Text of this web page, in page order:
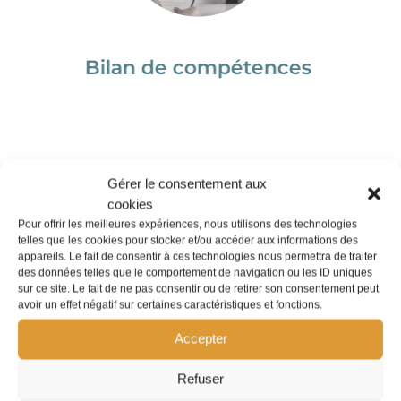
Gérer le consentement aux
cookies
Pour offrir les meilleures expériences, nous utilisons des technologies
telles que les cookies pour stocker et/ou accéder aux informations des
appareils. Le fait de consentir à ces technologies nous permettra de traiter
des données telles que le comportement de navigation ou les ID uniques
sur ce site. Le fait de ne pas consentir ou de retirer son consentement peut
avoir un effet négatif sur certaines caractéristiques et fonctions.
Accepter
Refuser
Coaching